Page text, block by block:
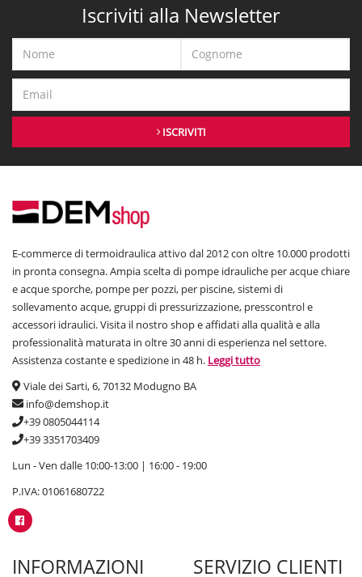
Iscriviti alla Newsletter
ISCRIVITI
E-commerce di termoidraulica attivo dal 2012 con oltre 10.000 prodotti
in pronta consegna. Ampia scelta di pompe idrauliche per acque chiare
e acque sporche, pompe per pozzi, per piscine, sistemi di
sollevamento acque, gruppi di pressurizzazione, presscontrol e
accessori idraulici. Visita il nostro shop e affidati alla qualità e alla
professionalità maturata in oltre 30 anni di esperienza nel settore.
Assistenza costante e spedizione in 48 h. Leggi tutto
Viale dei Sarti, 6, 70132 Modugno BA
info@demshop.it
+39 0805044114
+39 3351703409
Lun - Ven dalle 10:00-13:00 | 16:00 - 19:00
P.IVA: 01061680722
INFORMAZIONI SERVIZIO CLIENTI